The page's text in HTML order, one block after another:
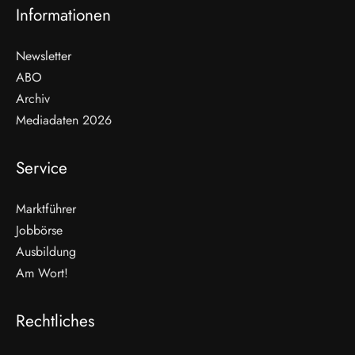
Informationen
Newsletter
ABO
Archiv
Mediadaten 2026
Service
Marktführer
Jobbörse
Ausbildung
Am Wort!
Rechtliches